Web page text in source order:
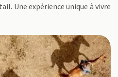
Une expérience unique à vivre